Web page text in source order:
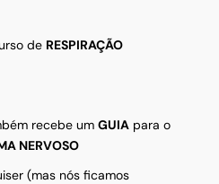
de RESPIRAÇÃO
recebe um GUIApara o
NERVOSO
(mas nós ficamos